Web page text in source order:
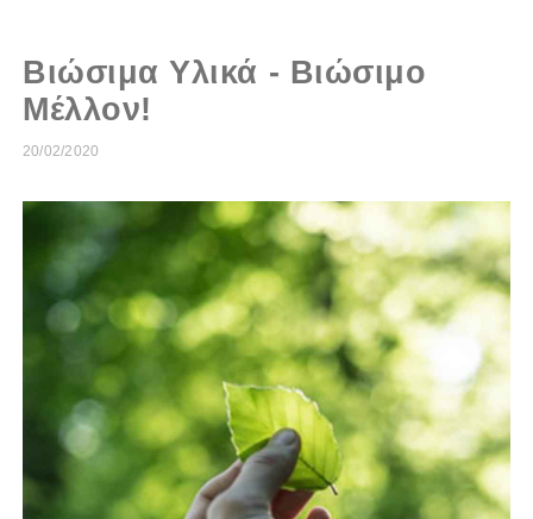
Βιώσιμα Υλικά - Βιώσιμο
Μέλλον!
20/02/2020